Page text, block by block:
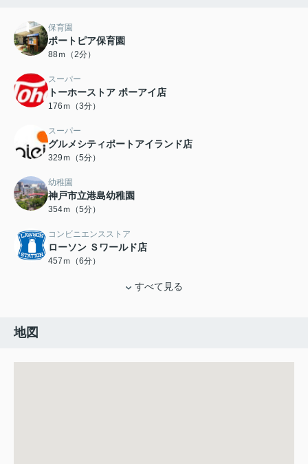
保育園
ポートピア保育園
88ｍ（2分）
スーパー
トーホーストア ポーアイ店
176ｍ（3分）
スーパー
グルメシティポートアイランド店
329ｍ（5分）
幼稚園
神戸市立港島幼稚園
354ｍ（5分）
コンビニエンスストア
ローソン Ｓワールド店
457ｍ（6分）
すべて見る
地図